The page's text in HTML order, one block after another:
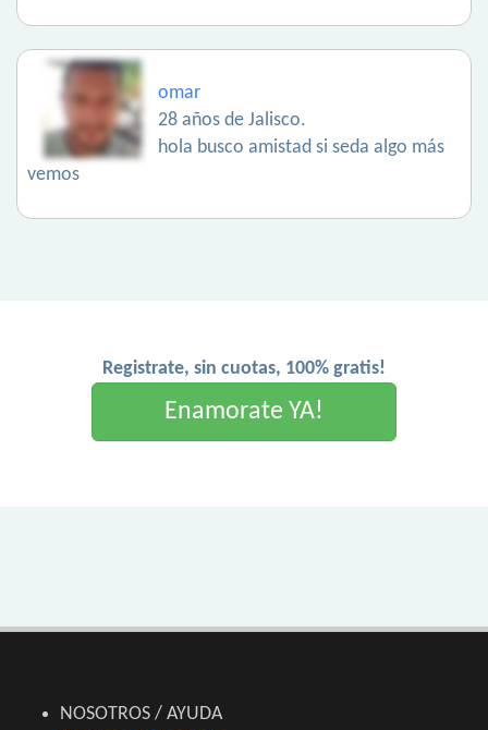
omar
28 años de Jalisco.
hola busco amistad si seda algo más
vemos
Registrate, sin cuotas, 100% gratis!
Enamorate YA!
NOSOTROS / AYUDA